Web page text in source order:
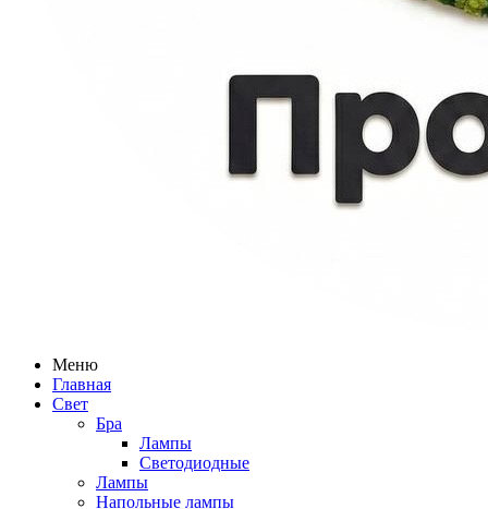
Меню
Главная
Свет
Бра
Лампы
Светодиодные
Лампы
Напольные лампы